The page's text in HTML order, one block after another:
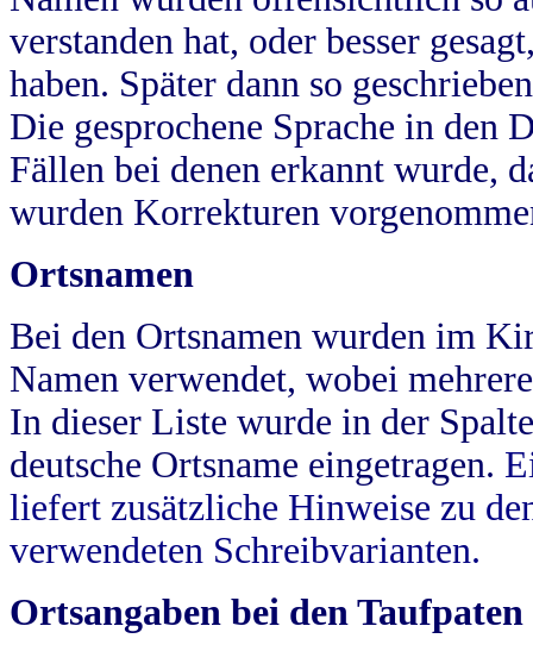
verstanden hat, oder besser
haben. Später dann so
Die gesprochene Sprache in
Fällen bei denen erkannt wurde,
wurden Korrekturen
Ortsnamen
Bei den Ortsnamen wurden im
Namen verwendet, wobei
In dieser Liste wurde in der
deutsche Ortsname eingetragen.
liefert zusätzliche Hinweise zu
verwendeten Schreibvarianten.
Ortsangaben bei den Taufpaten